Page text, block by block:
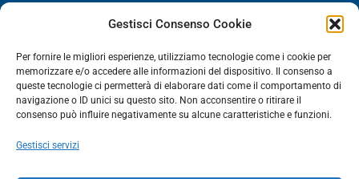
Gestisci Consenso Cookie
Per fornire le migliori esperienze, utilizziamo tecnologie come i cookie per
memorizzare e/o accedere alle informazioni del dispositivo. Il consenso a
queste tecnologie ci permetterà di elaborare dati come il comportamento di
navigazione o ID unici su questo sito. Non acconsentire o ritirare il
consenso può influire negativamente su alcune caratteristiche e funzioni.
Gestisci servizi
Chiuso
NEWSLETTER